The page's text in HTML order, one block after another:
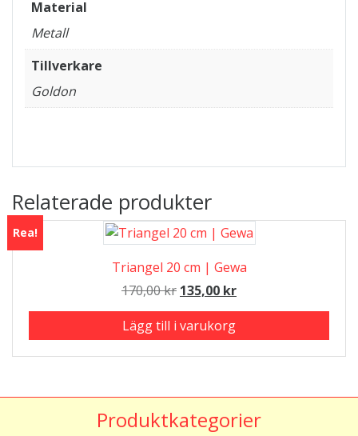
Material
Metall
Tillverkare
Goldon
Relaterade produkter
Rea!
Triangel 20 cm | Gewa
170,00kr Det
ursprungliga
priset
135,00 krDet
nuvarande
Lägg till i varukorg
Produktkategorier